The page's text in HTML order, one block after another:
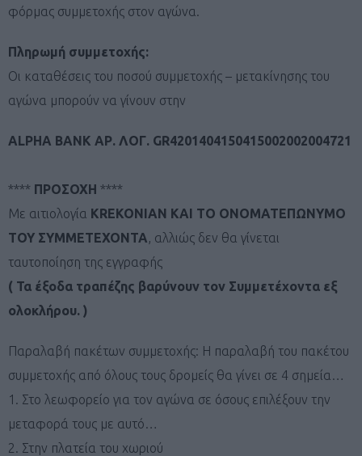
φόρμας συμμετοχής στον αγώνα.
Πληρωμή συμμετοχής:
Οι καταθέσεις του ποσού συμμετοχής – μετακίνησης του
αγώνα μπορούν να γίνουν στην
ALPHA BANK ΑΡ. ΛΟΓ. GR4201404150415002002004721
**** ΠΡΟΣΟΧΗ ****
Με αιτιολογία KREKONIAN ΚΑΙ ΤΟ ΟΝΟΜΑΤΕΠΩΝΥΜΟ
ΤΟΥ ΣΥΜΜΕΤΕΧΟΝΤΑ, αλλιώς δεν θα γίνεται
ταυτοποίηση της εγγραφής
( Τα έξοδα τραπέζης βαρύνουν τον Συμμετέχοντα εξ
ολοκλήρου. )
Παραλαβή πακέτων συμμετοχής: Η παραλαβή του πακέτου
συμμετοχής από όλους τους δρομείς θα γίνει σε 4 σημεία…
1. Στο λεωφορείο για τον αγώνα σε όσους επιλέξουν την
μεταφορά τους με αυτό…
2. Στην πλατεία του χωριού